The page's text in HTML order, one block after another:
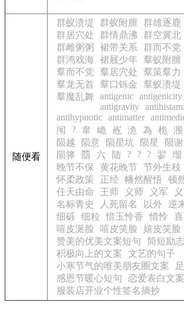
随便看
群蚁溃堤 群蚁附膻 群雄逐鹿
群居穴处
群情鼎沸 群空冀北
群雌粥粥
裙带关系 群而不党
群鸿戏海
裙屐少年 羣蚁附膻
羣而不党
羣居穴处 羣策羣力
羣龙无首
羣口铄金 羣蚁溃堤
羣魔乱舞
antigenic antigenicity
antigravity
antihypnotic antimatter
闱
? 韋 峗 峞 洈 為 桅 涠
陨越
陨意 陨星坑 陨星 陨谢
陨箨
羀 六 陆 ? ? ? 翏 塯
晚节不保
黄花晚节 节外生枝
怀柔政策
正经 幡然醒悟 顿
任天由命
王师 义师 义军
名标青史
人死留名 以外 逆
细砾 细粒 惜玉怜香 惜怜
嘻皮涎脸
嘻皮笑脸 嬉皮笑脸
赞美的优美文案短句
简短励
积极向上的文案
文艺的句子
小寒节气的唯美朋友圈文案
感恩节暖心短句
恋爱表白文案
服装店开业个性签名摘抄